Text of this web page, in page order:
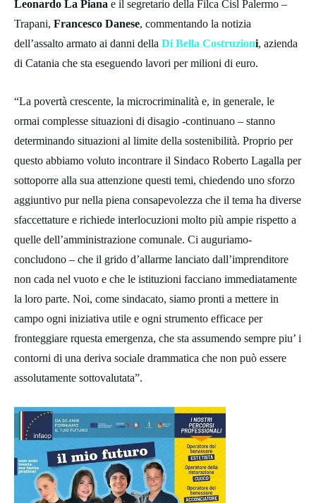
Leonardo La Piana e il segretario della Filca Cisl Palermo –
Trapani, Francesco Danese, commentando la notizia
dell’assalto armato ai danni della Di Bella Costruzioni, azienda
di Catania che sta eseguendo lavori per milioni di euro.
“La povertà crescente, la microcriminalità e, in generale, le
ormai complesse situazioni di disagio -continuano – stanno
determinando situazioni al limite della sostenibilità. Proprio per
questo abbiamo voluto incontrare il Sindaco Roberto Lagalla per
sottoporre alla sua attenzione questi temi, chiedendo uno sforzo
aggiuntivo pur nella piena consapevolezza che il tema ha diverse
sfaccettature e richiede interlocuzioni molto più ampie rispetto a
quelle dell’amministrazione comunale. Ci auguriamo-
concludono – che il grido d’allarme lanciato dall’imprenditore
non cada nel vuoto e che le istituzioni facciano immediatamente
la loro parte. Noi, come sindacato, siamo pronti a mettere in
campo ogni iniziativa utile e ogni strumento efficace per
fronteggiare rquesta emergenza, che sta assumendo sempre piu’ i
contorni di una deriva sociale drammatica che non può essere
assolutamente sottovalutata”.